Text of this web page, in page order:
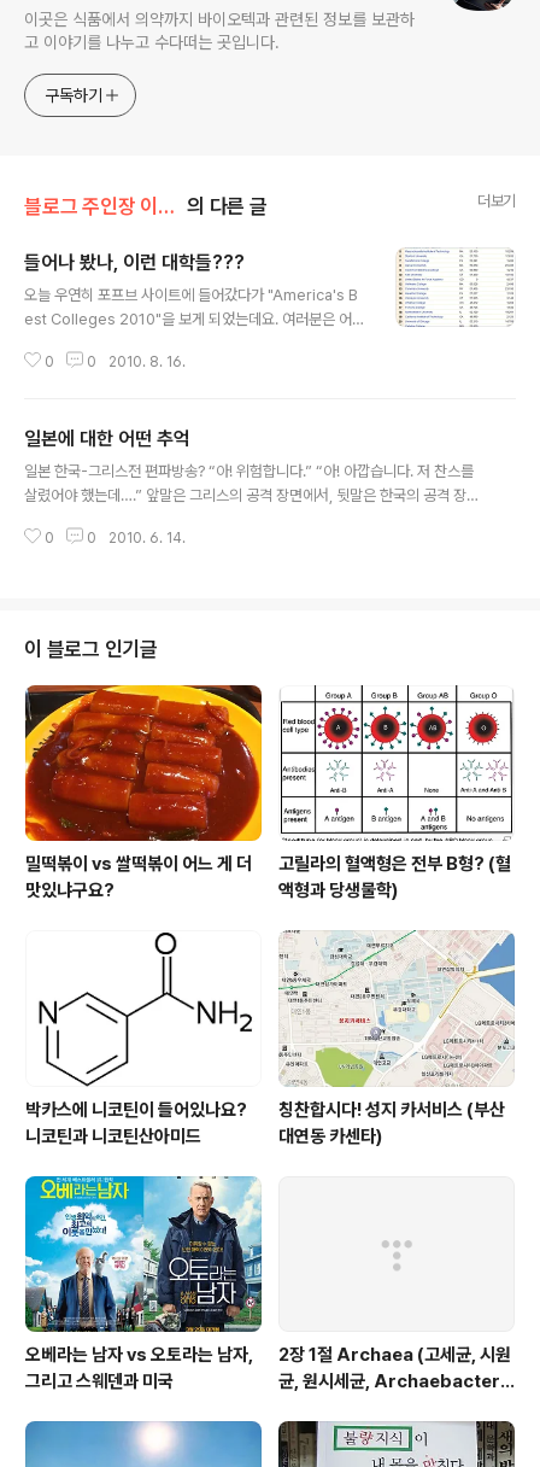
이곳은 식품에서 의약까지 바이오텍과 관련된 정보를 보관하
고 이야기를 나누고 수다떠는 곳입니다.
구독하기
블로그 주인장 이야기/Miscellaneous 의 다른 글 더보기
들어나 봤나, 이런 대학들???
오늘 우연히 포프브 사이트에 들어갔다가 "America's B
est Colleges 2010"을 보게 되었는데요. 여러분은 어느
킹에서 언제나 최상위인 프린스턴? 아니면 하버드나 예일?
스 대학, 3위 암허스트 대학, 7위 스워드모어 대학, 9위 클
레어몽 맥키나 대학 등 10위 안에도 익숙하지 않은 colleg
e들이 많이 있네요. 맨날 하버드, 예일, 스탠포드 같은 uni
들만 명문이라고 하는데 알고보면 이런 대학들도 미국엔
0 0 2010. 8. 16.
일본에 대한 어떤 추억
일본 한국-그리스전 편파방송? “아! 위험합니다.” “아! 아깝습니다. 저 찬스를
살렸어야 했는데….” 앞말은 그리스의 공격 장면에서, 뒷말은 한국의 공격 장면
설자는 ‘붉은 악마’를 방불케 했다. 어느 편에도 서지 않고 중립을 지켜야 하는
지금 생각해보면 챙피하게도, 일본에 대해서 무슨 독립운동가라도 되는 듯한 마
음가짐이 있었던 것 같습니다. 어려서는 일본이 싫어서 일제라면 의도적으로 사
지..
0 0 2010. 6. 14.
이 블로그 인기글
밀떡볶이 vs 쌀떡볶이 어느 게 더
맛있냐구요?
고릴라의 혈액형은 전부 B형? (혈
액형과 당생물학)
박카스에 니코틴이 들어있나요?
니코틴과 니코틴산아미드
칭찬합시다! 성지 카서비스 (부산
대연동 카센타)
오베라는 남자 vs 오토라는 남자,
그리고 스웨덴과 미국
2장 1절 Archaea (고세균, 시원
균, 원시세균, Archaebacteri